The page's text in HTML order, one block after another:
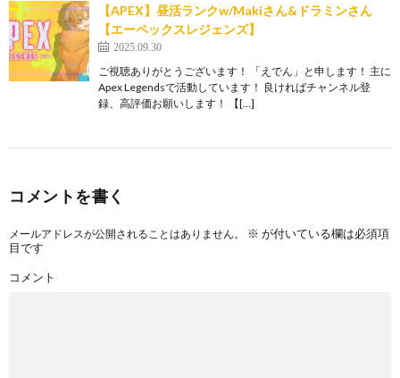
【APEX】昼活ランクw/Makiさん&ドラミンさん
【エーペックスレジェンズ】
2025.09.30
ご視聴ありがとうございます！ 「えでん」と申します！ 主に
Apex Legendsで活動しています！ 良ければチャンネル登
録、高評価お願いします！ 【[…]
コメントを書く
メールアドレスが公開されることはありません。 ※ が付いている欄は必須項
目です
コメント